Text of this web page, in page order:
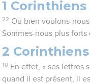
1 Corinthiens
22 Ou bien voulons-
Sommes-nous plus forts
2 Corinthiens
10 En effet, « ses lettres
quand il est présent, il